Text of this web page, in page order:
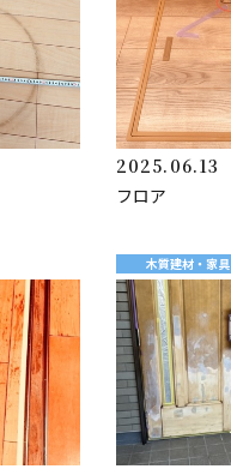
2025.06.13
フロア
木質建材・家具